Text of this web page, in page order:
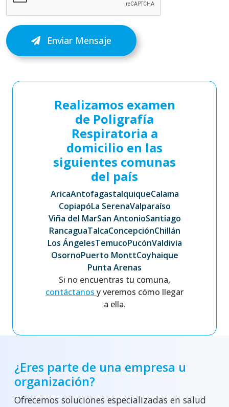
Enviar Mensaje
Realizamos examen
de Poligrafía
Respiratoria a
domicilio en las
siguientes comunas
del país
AricaAntofagastaIquiqueCalama
CopiapóLa SerenaValparaíso
Viña del MarSan AntonioSantiago
RancaguaTalcaConcepciónChillán
Los ÁngelesTemucoPucónValdivia
OsornoPuerto MonttCoyhaique
Punta Arenas
Si no encuentras tu comuna,
contáctanos y veremos cómo llegar
a ella.
¿Eres parte de una empresa u
organización?
Ofrecemos soluciones especializadas en salud